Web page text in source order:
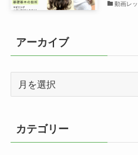
動画レ
アーカイブ
ブ
カテゴリー